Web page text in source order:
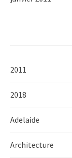
2011
2018
Adelaide
Architecture